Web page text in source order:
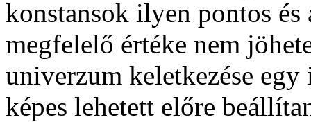
konstansok ilyen pontos és
megfelelő értéke nem
univerzum keletkezése
képes lehetett előre